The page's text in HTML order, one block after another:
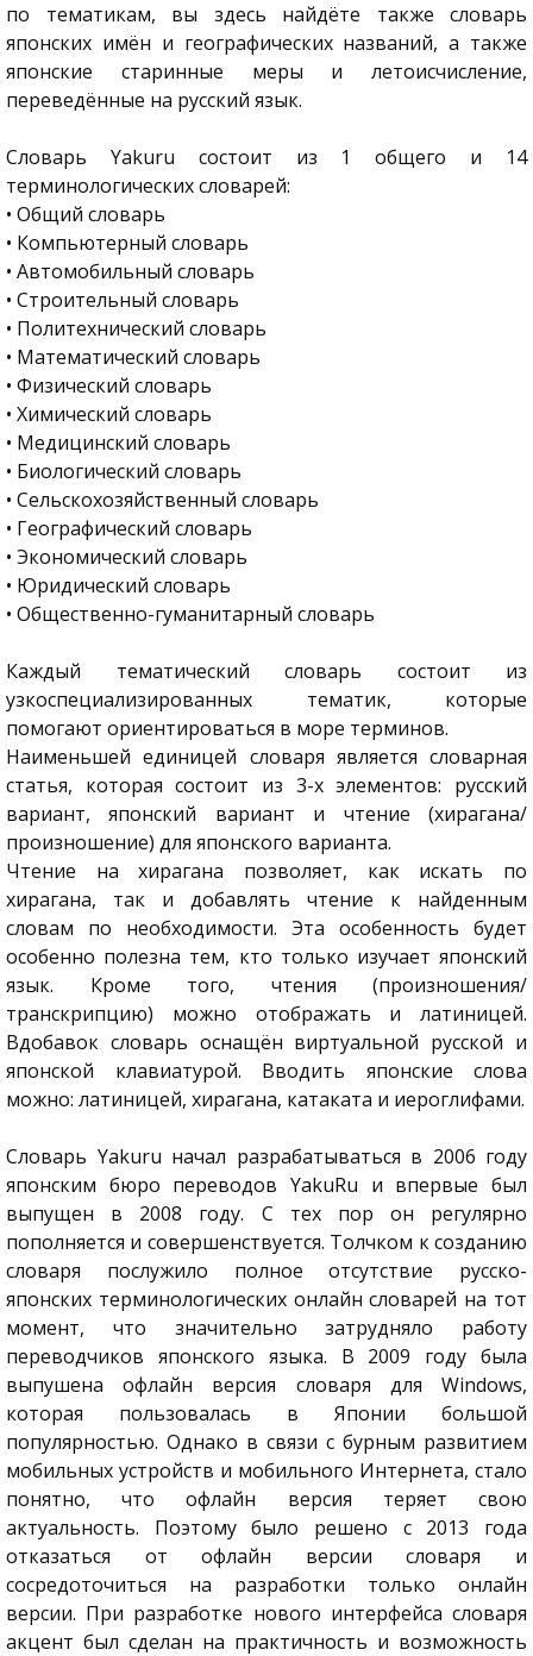
по тематикам, вы здесь найдёте также словарь
японских имён и географических названий, а также
японские старинные меры и летоисчисление,
переведённые на русский язык.
Словарь Yakuru состоит из 1 общего и 14
терминологических словарей:
• Общий словарь
• Компьютерный словарь
• Автомобильный словарь
• Строительный словарь
• Политехнический словарь
• Математический словарь
• Физический словарь
• Химический словарь
• Медицинский словарь
• Биологический словарь
• Сельскохозяйственный словарь
• Географический словарь
• Экономический словарь
• Юридический словарь
• Общественно-гуманитарный словарь
Каждый тематический словарь состоит из
узкоспециализированных тематик, которые
помогают ориентироваться в море терминов.
Наименьшей единицей словаря является словарная
статья, которая состоит из 3-х элементов: русский
вариант, японский вариант и чтение (хирагана/
произношение) для японского варианта.
Чтение на хирагана позволяет, как искать по
хирагана, так и добавлять чтение к найденным
словам по необходимости. Эта особенность будет
особенно полезна тем, кто только изучает японский
язык. Кроме того, чтения (произношения/
транскрипцию) можно отображать и латиницей.
Вдобавок словарь оснащён виртуальной русской и
японской клавиатурой. Вводить японские слова
можно: латиницей, хирагана, катаката и иероглифами.
Словарь Yakuru начал разрабатываться в 2006 году
японским бюро переводов YakuRu и впервые был
выпущен в 2008 году. С тех пор он регулярно
пополняется и совершенствуется. Толчком к созданию
словаря послужило полное отсутствие русско-
японских терминологических онлайн словарей на тот
момент, что значительно затрудняло работу
переводчиков японского языка. В 2009 году была
выпушена офлайн версия словаря для Windows,
которая пользовалась в Японии большой
популярностью. Однако в связи с бурным развитием
мобильных устройств и мобильного Интернета, стало
понятно, что офлайн версия теряет свою
актуальность. Поэтому было решено с 2013 года
отказаться от офлайн версии словаря и
сосредоточиться на разработки только онлайн
версии. При разработке нового интерфейса словаря
акцент был сделан на практичность и возможность